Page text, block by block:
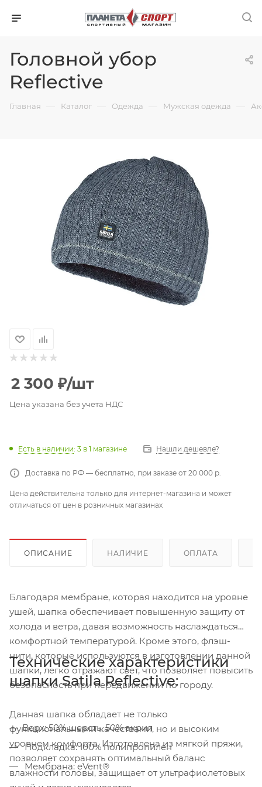
Головной убор
Reflective
Главная — Каталог — Одежда — Мужская одежда —
2 300 ₽/шт
Цена указана без учета НДС
Есть в наличии: 3 в 1 магазине Нашли дешевле?
Доставка по РФ — бесплатно, при заказе от 20 000 р.
Цена действительна только для интернет-магазина и может
отличаться от цен в розничных магазинах
ОПИСАНИЕ НАЛИЧИЕ ОПЛАТА
Благодаря мембране, которая находится на уровне
ушей, шапка обеспечивает повышенную защиту от
холода и ветра, давая возможность наслаждаться
комфортной температурой. Кроме этого, флэш-
нити, которые используются в изготовлении данной
шапки, легко отражают свет, что позволяет повысить
безопасность при передвижении по городу.
Данная шапка обладает не только
функциональными качествами, но и высоким
уровнем комфорта. Изготовлена из мягкой пряжи,
позволяет сохранять оптимальный баланс
влажности головы, защищает от ультрафиолетовых
Технические характеристики
шапки Satila Reflective:
Верх: 50% шерсть, 50% акрил
Подкладка: 100% полипропилен
Мембрана: eVent®